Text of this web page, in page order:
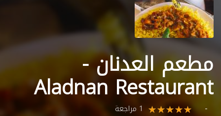
مطعم العدنان -
Aladnan Restaurant
1 مراجعة